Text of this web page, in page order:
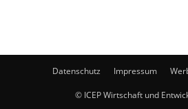
Datenschutz Impressum
© ICEP Wirtschaft und